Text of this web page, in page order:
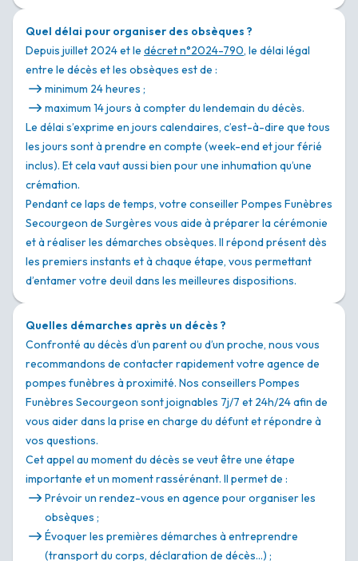
Quel délai pour organiser des obsèques ?
Depuis juillet 2024 et le décret n°2024-790, le délai légal
entre le décès et les obsèques est de :
minimum 24 heures ;
maximum 14 jours à compter du lendemain du décès.
Le délai s’exprime en jours calendaires, c’est-à-dire que tous
les jours sont à prendre en compte (week-end et jour férié
inclus). Et cela vaut aussi bien pour une inhumation qu’une
crémation.
Pendant ce laps de temps, votre conseiller Pompes Funèbres
Secourgeon de Surgères vous aide à préparer la cérémonie
et à réaliser les démarches obsèques. Il répond présent dès
les premiers instants et à chaque étape, vous permettant
d’entamer votre deuil dans les meilleures dispositions.
Quelles démarches après un décès ?
Confronté au décès d’un parent ou d’un proche, nous vous
recommandons de contacter rapidement votre agence de
pompes funèbres à proximité. Nos conseillers Pompes
Funèbres Secourgeon sont joignables 7j/7 et 24h/24 afin de
vous aider dans la prise en charge du défunt et répondre à
vos questions.
Cet appel au moment du décès se veut être une étape
importante et un moment rassérénant. Il permet de :
Prévoir un rendez-vous en agence pour organiser les
obsèques ;
Évoquer les premières démarches à entreprendre
(transport du corps, déclaration de décès…) ;